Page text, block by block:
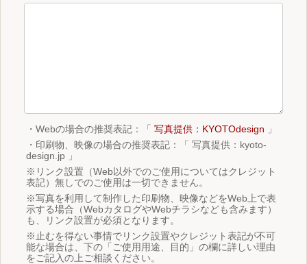
・Webの場合の推奨表記：「 写真提供：KYOTOdesign 」
・印刷物、映像の場合の推奨表記：「 写真提供：kyoto-
design.jp 」
※リンク設置（Web以外でのご使用についてはクレジット
表記）無しでのご使用は一切できません。
※写真を利用して制作した印刷物、映像などをWeb上で表
示する場合（WebカタログやWebチラシなども含みます）
も、リンク設置が必須となります。
※止むを得ない事情でリンク設置やクレジット表記が不可
能な場合は、下の「ご使用用途、目的」の欄に詳しい理由
をご記入の上ご相談ください。